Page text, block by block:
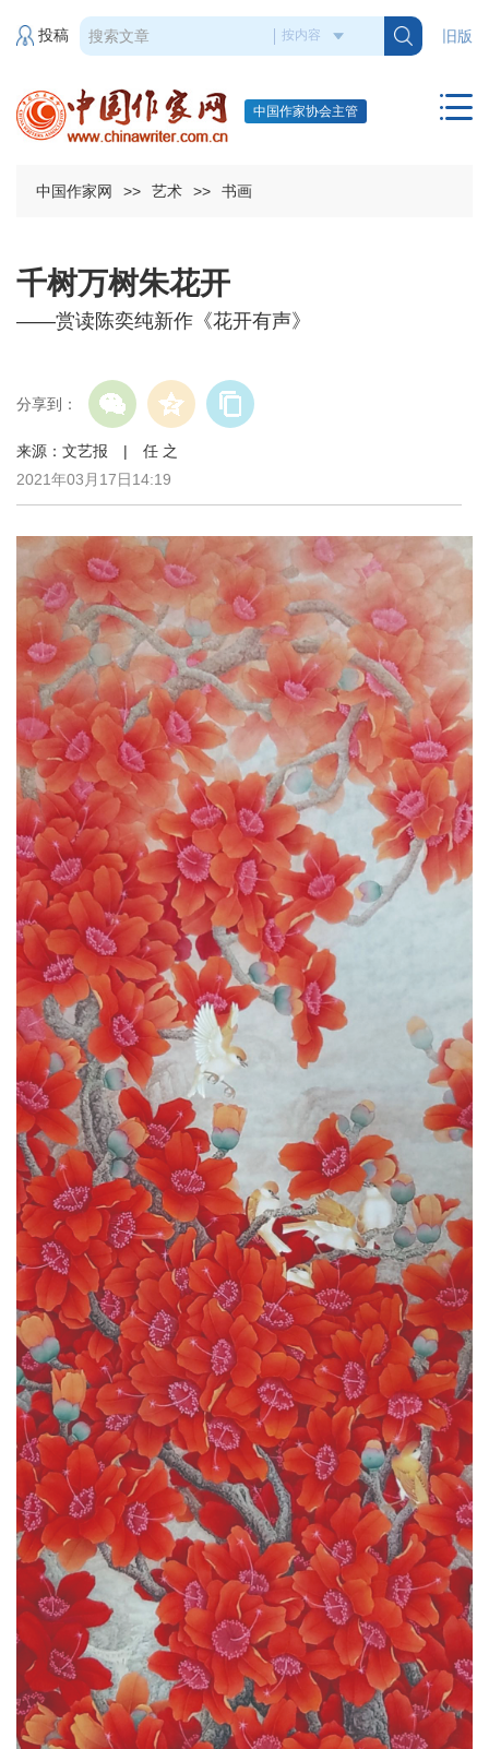
旧版
投稿
中国作家协会主管
中国作家网 >> 艺术 >> 书画
千树万树朱花开
——赏读陈奕纯新作《花开有声》
分享到：
来源：文艺报 | 任 之
2021年03月17日14:19